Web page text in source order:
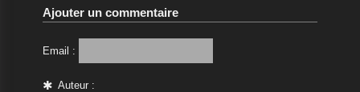
Ajouter un commentaire
Email :
Auteur :